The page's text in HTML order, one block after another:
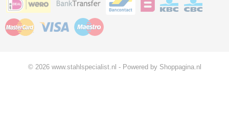
© 2026 www.stahlspecialist.nl - Powered by Shoppagina.nl